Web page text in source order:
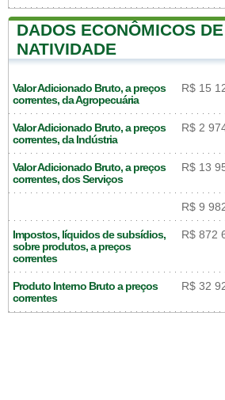
DADOS ECONÔMICOS
NATIVIDADE
Valor Adicionado Bruto, a preços
correntes, da Agropecuária
R$ 15
Valor Adicionado Bruto, a preços
correntes, da Indústria
R$ 2
Valor Adicionado Bruto, a preços
correntes, dos Serviços
R$ 13
R$ 9
Impostos, líquidos de subsídios,
sobre produtos, a preços
correntes
R$ 872
Produto Interno Bruto a preços
correntes
R$ 32